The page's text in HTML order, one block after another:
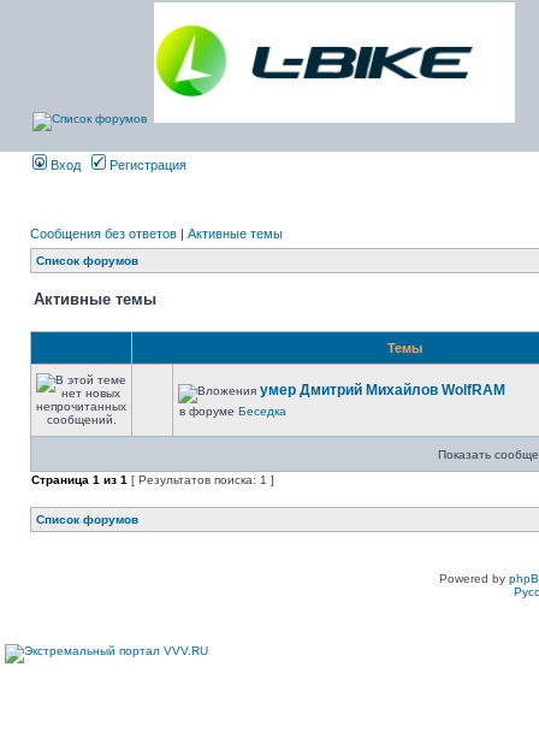
Вход Регистрация
Сообщения без ответов | Активные темы
Список форумов
Активные темы
Темы
умер Дмитрий Михайлов WolfRAM
в форуме Беседка
Показать
Страница 1 из 1 [ Результатов поиска: 1 ]
Список форумов
Powered by